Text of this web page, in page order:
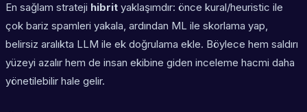
En sağlam strateji hibrit yaklaşımdır: önce kural/heuristic ile
çok bariz spamleri yakala, ardından ML ile skorlama yap,
belirsiz aralıkta LLM ile ek doğrulama ekle. Böylece hem saldırı
yüzeyi azalır hem de insan ekibine giden inceleme hacmi daha
yönetilebilir hale gelir.